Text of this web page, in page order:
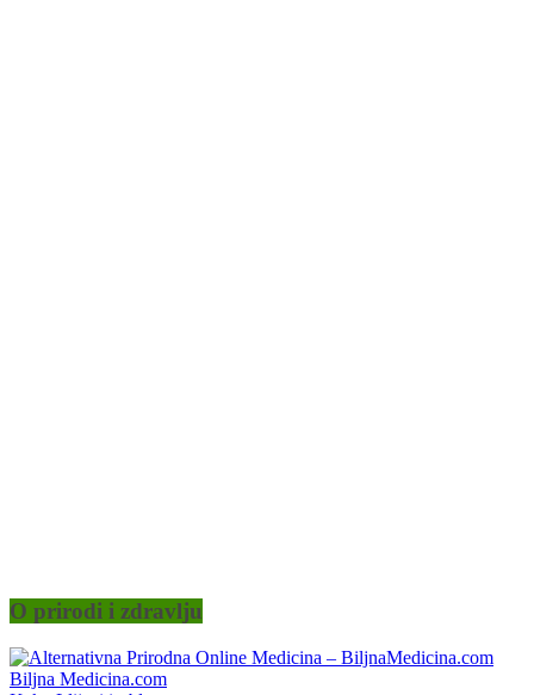
O prirodi i zdravlju
Biljna Medicina.com